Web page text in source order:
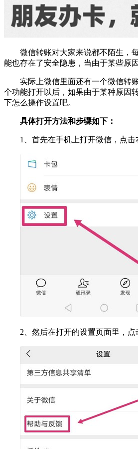
微信转账对大家来说都不陌生，
能也存在了安全隐患，当由于某些原
实际上微信里面还有一个微信转
个功能打开以后，如果由于某种原因
下怎么操作设置吧。
具体打开方法和步骤如下：
1、首先在手机上打开微信，点击
2、然后在打开的设置页面里，点